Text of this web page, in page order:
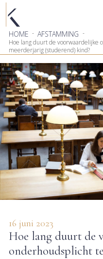
HOME - AFSTAMMING -
Hoe lang duurt de voorwaardelijke
meerderjarig (studerend) kind?
16 juni 2023
Hoe lang duurt de
onderhoudsplicht